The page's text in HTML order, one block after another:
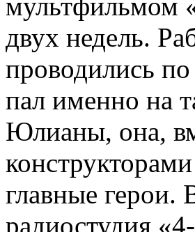
мультфильмом
двух недель.
проводились
пал именно на
Юлианы, она,
главные герои.
радиостудия